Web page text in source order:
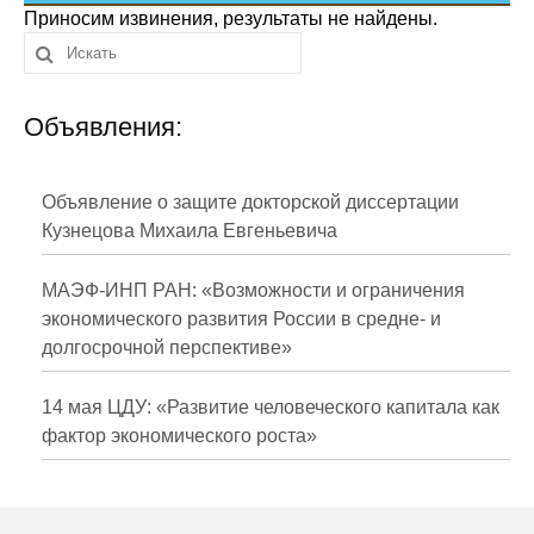
Сотрудники
Отчетность
Противодействие коррупции
Публикации
Научная жизнь
Издания
Проблемы прогнозирования
О журнале
Приносим извинения, результаты не найдены.
Объявления:
Объявление о защите докторской диссертации
Кузнецова Михаила Евгеньевича
МАЭФ-ИНП РАН: «Возможности и ограничения
экономического развития России в средне- и
долгосрочной перспективе»
14 мая ЦДУ: «Развитие человеческого капитала как
фактор экономического роста»